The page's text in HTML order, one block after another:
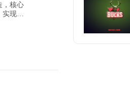
，核心
实现从